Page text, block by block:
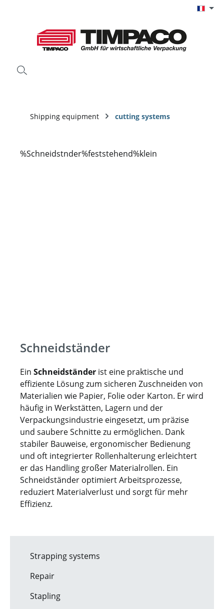
Shipping equipment cutting systems
Schneidständer
Ein Schneidständer ist eine praktische und
effiziente Lösung zum sicheren Zuschneiden von
Materialien wie Papier, Folie oder Karton. Er wird
häufig in Werkstätten, Lagern und der
Verpackungsindustrie eingesetzt, um präzise
und saubere Schnitte zu ermöglichen. Dank
stabiler Bauweise, ergonomischer Bedienung
und oft integrierter Rollenhalterung erleichtert
er das Handling großer Materialrollen. Ein
Schneidständer optimiert Arbeitsprozesse,
reduziert Materialverlust und sorgt für mehr
Effizienz.
Strapping systems
Repair
Stapling